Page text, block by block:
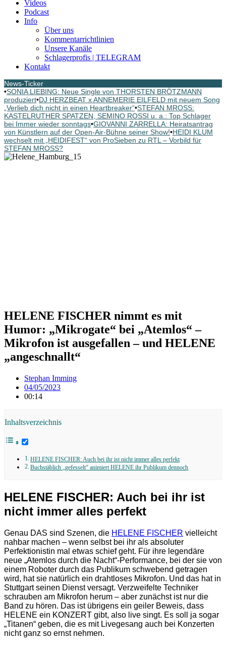
Videos
Podcast
Info
Über uns
Kommentarrichtlinien
Unsere Kanäle
Schlagerprofis | TELEGRAM
Kontakt
News-Ticker
•SONIA LIEBING: Neue Single von THORSTEN BRÖTZMANN
produziert•DJ HERZBEAT x ANNEMERIE EILFELD mit neuem Song
„Verlieb dich nicht in einen Heartbreaker“•STEFAN MROSS:
KASTELRUTHER SPATZEN, SEMINO ROSSI u. a.: Top Schlager
bei Immer wieder sonntags•GIOVANNI ZARRELLA: Heiratsantrag
von Künstlern auf der Open-Air-Bühne seiner Show!•HEIDI KLUM
wechselt mit „HEIDIFEST“ von ProSieben zu RTL – Vorbild für
STEFAN MROSS?
HELENE FISCHER nimmt es mit
Humor: „Mikrogate“ bei „Atemlos“ –
Mikrofon ist ausgefallen – und HELENE
„angeschnallt“
Stephan Imming
04/05/2023
00:14
Inhaltsverzeichnis
HELENE FISCHER: Auch bei ihr ist nicht immer alles perfekt
Buchstäblich „gefesselt“ animiert HELENE ihr Publikum dennoch
HELENE FISCHER: Auch bei ihr ist
nicht immer alles perfekt
Genau DAS sind Szenen, die HELENE FISCHER vielleicht
nahbar machen – wenn selbst bei ihr als absoluter
Perfektionistin mal etwas schief geht. Für ihre legendäre
neue „Atemlos durch die Nacht“-Performance, bei der sie von
einem Roboter durch das Publikum schwebend getragen
wird, hat sie natürlich ein drahtloses Mikrofon. Und das hat in
Stuttgart seinen Dienst versagt. Verzweifelte Techniker
schrauben am Mikrofon herum – aber zunächst ist nur die
Band zu hören. Das ist übrigens ein geiler Beweis, dass
HELENE ein KONZERT gibt, also live singt. Es soll ja sogar
„Titanen“ geben, die es mit Livegesang auch bei Konzerten
nicht ganz so ernst nehmen.